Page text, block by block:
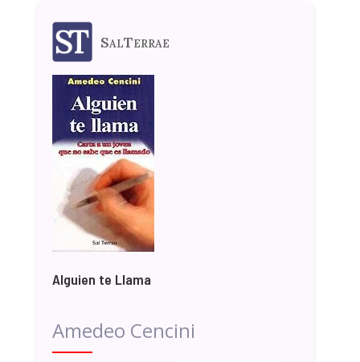
SalTerrae
Alguien te Llama
Amedeo Cencini